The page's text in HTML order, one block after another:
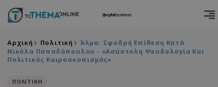
Αρχική Πολιτική
Άλμα: Σφοδρή Επίθεση Κατά
Νικόλα Παπαδόπουλου - «Ασύστολη Ψευδολογία Και
Πολιτικός Καιροσκοπισμός»
ΠΟΛΙΤΙΚΗ